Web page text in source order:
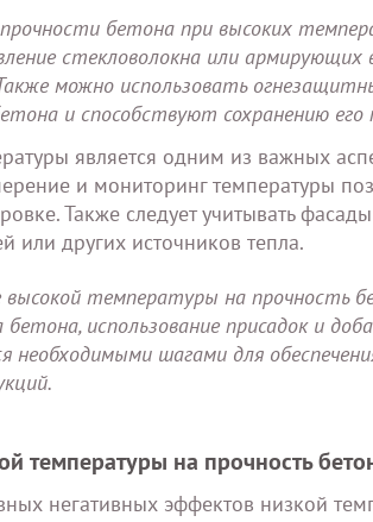
бетона при высоких
стекловолокна или
можно использовать
и способствуют сохранению его
является одним из важных
и мониторинг температуры
Также следует учитывать
или других источников тепла.
высокой температуры на прочность
бетона, использование присадок и
необходимыми шагами для
температуры на прочность
негативных эффектов низкой